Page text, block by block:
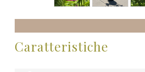
Caratteristiche